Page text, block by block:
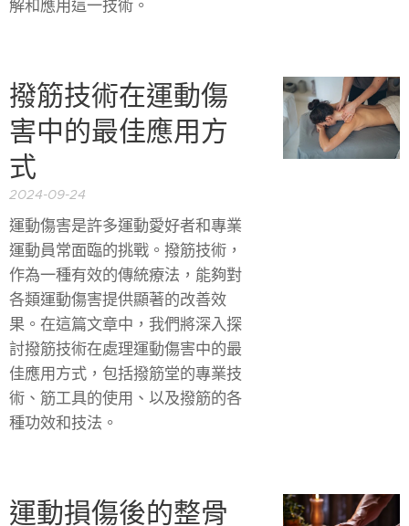
解和應用這一技術。
撥筋技術在運動傷
害中的最佳應用方
式
2024-09-24
運動傷害是許多運動愛好者和專業
運動員常面臨的挑戰。撥筋技術，
作為一種有效的傳統療法，能夠對
各類運動傷害提供顯著的改善效
果。在這篇文章中，我們將深入探
討撥筋技術在處理運動傷害中的最
佳應用方式，包括撥筋堂的專業技
術、筋工具的使用、以及撥筋的各
種功效和技法。
運動損傷後的整骨